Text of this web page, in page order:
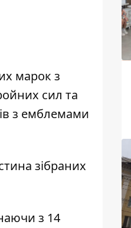
марок з
сил та
з емблемами
зібраних
з 14